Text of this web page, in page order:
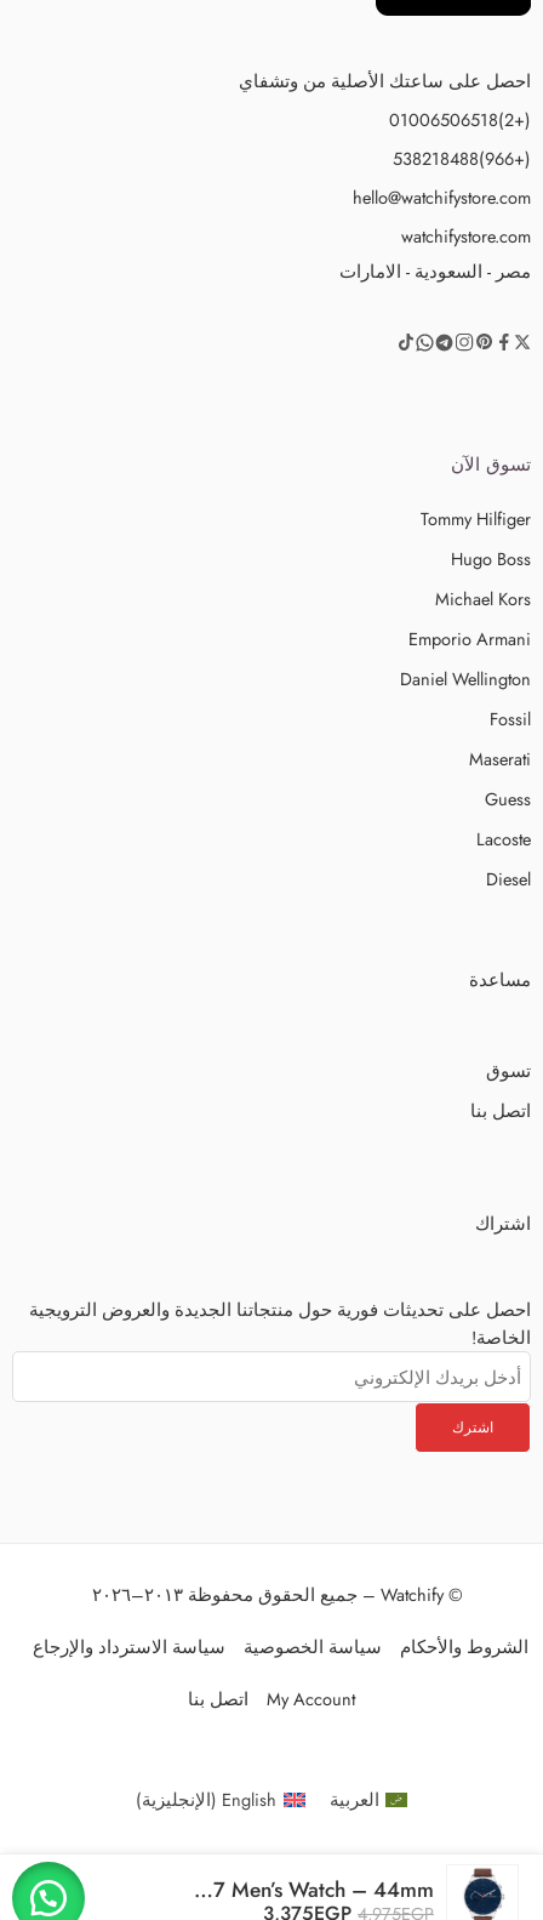
احصل على ساعتك الأصلية من وتشفاي
(+2)01006506518
(+966)538218488
hello@watchifystore.com
watchifystore.com
مصر - السعودية - الامارات
تسوق الآن
Tommy Hilfiger
Hugo Boss
Michael Kors
Emporio Armani
Daniel Wellington
Fossil
Maserati
Guess
Lacoste
Diesel
مساعدة
تسوق
اتصل بنا
اشتراك
احصل على تحديثات فورية حول منتجاتنا الجديدة والعروض الترويجية
الخاصة!
© Watchify – جميع الحقوق محفوظة ٢٠١٣–٢٠٢٦
الشروط والأحكام سياسة الخصوصية سياسة الاسترداد والإرجاع
My Account اتصل بنا
العربية English
(الإنجليزية)
Original Tommy Hilfiger Chase 1791487 Men’s Watch – 44mm
4,975EGP
3,375EGP